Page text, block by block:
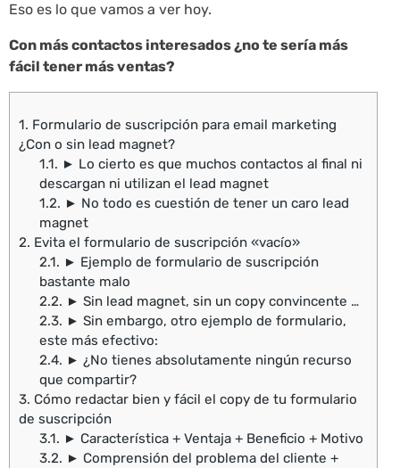
Eso es lo que vamos a ver hoy.
Con más contactos interesados ¿no te sería más
fácil tener más ventas?
1. Formulario de suscripción para email marketing
¿Con o sin lead magnet?
1.1. ► Lo cierto es que muchos contactos al final ni
descargan ni utilizan el lead magnet
1.2. ► No todo es cuestión de tener un caro lead
magnet
2. Evita el formulario de suscripción «vacío»
2.1. ► Ejemplo de formulario de suscripción
bastante malo
2.2. ► Sin lead magnet, sin un copy convincente …
2.3. ► Sin embargo, otro ejemplo de formulario,
este más efectivo:
2.4. ► ¿No tienes absolutamente ningún recurso
que compartir?
3. Cómo redactar bien y fácil el copy de tu formulario
de suscripción
3.1. ► Característica + Ventaja + Beneficio + Motivo
3.2. ► Comprensión del problema del cliente +